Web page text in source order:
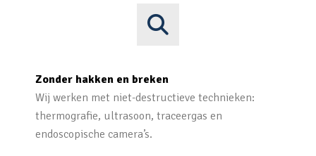
Zonder hakken en breken
Wij werken met niet-destructieve technieken:
thermografie, ultrasoon, traceergas en
endoscopische camera’s.